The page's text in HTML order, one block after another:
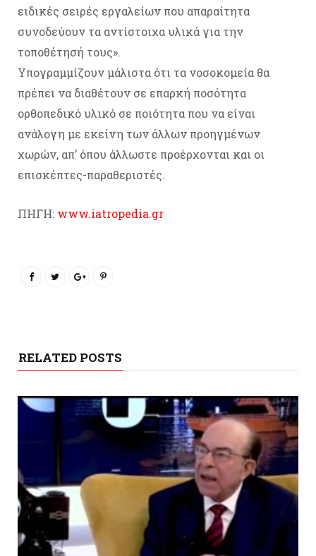
ειδικές σειρές εργαλείων που απαραίτητα
συνοδεύουν τα αντίστοιχα υλικά για την
τοποθέτησή τους».
Υπογραμμίζουν μάλιστα ότι τα νοσοκομεία θα
πρέπει να διαθέτουν σε επαρκή ποσότητα
ορθοπεδικό υλικό σε ποιότητα που να είναι
ανάλογη με εκείνη των άλλων προηγμένων
χωρών, απ’ όπου άλλωστε προέρχονται και οι
επισκέπτες-παραθεριστές.
ΠΗΓΗ: www.iatropedia.gr
RELATED POSTS